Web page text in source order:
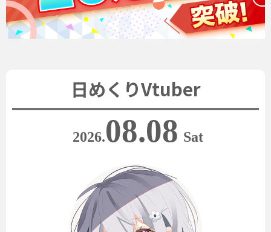
日めくりVtuber
2026.08.08 Sat